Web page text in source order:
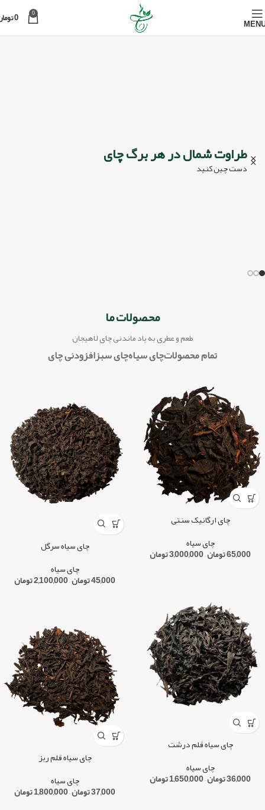
0
0
طراوت شمال در هر برگ چای
دست چین کنید
محصولات ما
طعم و عطری به یاد ماندنی چای لاهیجان
تمام محصولاتچای سیاهچای سبزافزودنی چای
چای ارگانیک سنتی
چای سیاه
65,000تومان–
3,000,000تومان
چای سیاه سرگل
چای سیاه
45,000تومان–
2,100,000تومان
چای سیاه قلم درشت
چای سیاه
36,000تومان–
1,650,000تومان
چای سیاه قلم ریز
چای سیاه
37,000تومان–
1,800,000تومان